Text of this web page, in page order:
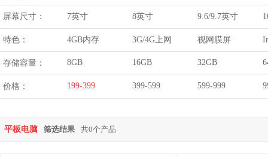
屏幕尺寸： 7英寸 8英寸 9.6/9.7英寸
特色： 4GB内存 3G/4G上网 视网膜屏
存储容量： 8GB 16GB 32GB
价格： 199-399 399-599 599-999
平板电脑 筛选结果 共0个产品